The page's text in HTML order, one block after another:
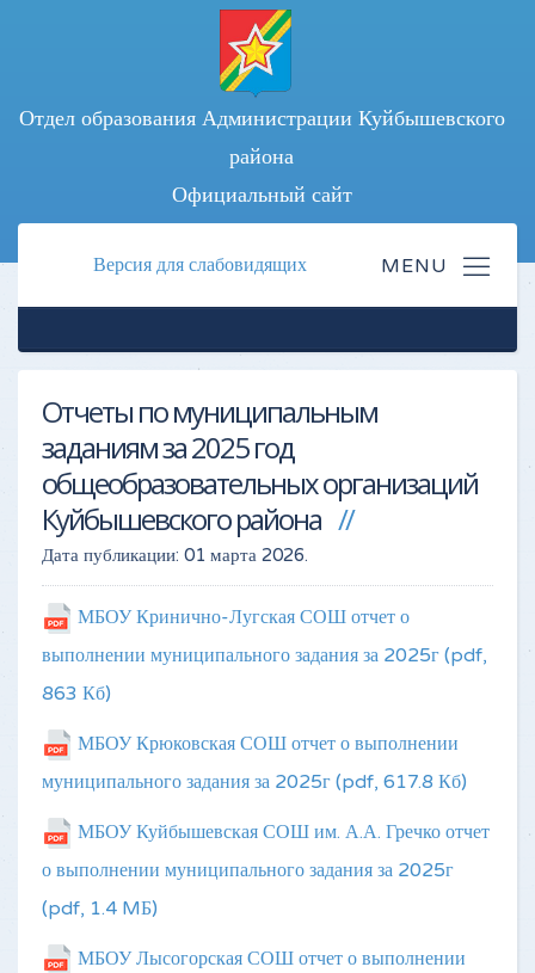
Отдел образования Администрации Куйбышевского
района
Официальный сайт
Версия для слабовидящих
Отчеты по муниципальным
заданиям за 2025 год
общеобразовательных организаций
Куйбышевского района
Дата публикации: 01 марта 2026.
МБОУ Кринично-Лугская СОШ отчет о
выполнении муниципального задания за 2025г (pdf,
863 Кб)
МБОУ Крюковская СОШ отчет о выполнении
муниципального задания за 2025г (pdf, 617.8 Кб)
МБОУ Куйбышевская СОШ им. А.А. Гречко отчет
о выполнении муниципального задания за 2025г
(pdf, 1.4 MБ)
МБОУ Лысогорская СОШ отчет о выполнении